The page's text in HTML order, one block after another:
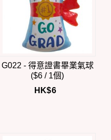
G022 - 得意證書畢業氣球
($6 / 1個)
HK$6